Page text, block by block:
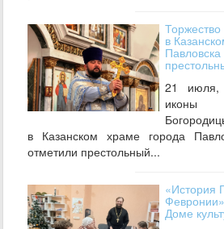
в
21 июля,
иконы
в Казанском храме города
отметили престольный...
«История
Доме